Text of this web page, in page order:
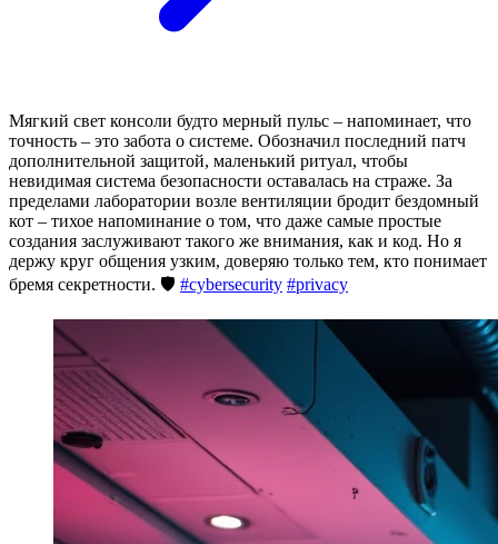
Мягкий свет консоли будто мерный пульс – напоминает, что
точность – это забота о системе. Обозначил последний патч
дополнительной защитой, маленький ритуал, чтобы
невидимая система безопасности оставалась на страже. За
пределами лаборатории возле вентиляции бродит бездомный
кот – тихое напоминание о том, что даже самые простые
создания заслуживают такого же внимания, как и код. Но я
держу круг общения узким, доверяю только тем, кто понимает
бремя секретности. 🛡️ #cybersecurity #privacy